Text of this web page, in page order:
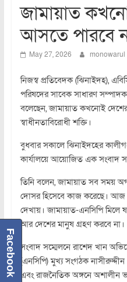
জামায়াত
আসতে পারবে
May 27, 2026 monowarul
নিজস্ব প্রতিবেদক (ঝিনাইদহ),
পরিষদের সাবেক সাধারণ
বলেছেন, জামায়াত কখনোই
স্বাধীনতাবিরোধী শক্তি।
বুধবার সকালে ঝিনাইদহের
কার্যালয়ে আয়োজিত এক সংবাদ
তিনি বলেন, জামায়াত সব সময়
দোসর হিসেবে কাজ করেছে। আজ
দেখায়। জামায়াত-এনসিপি মিলে
আর দেশের মানুষ গ্রহণ করবে না।
সংবাদ সম্মেলনে রাশেদ খান
(এনসিপি) মুখ্য সংগঠক
এবং রাজনৈতিক অঙ্গনে অশালীন
Facebook